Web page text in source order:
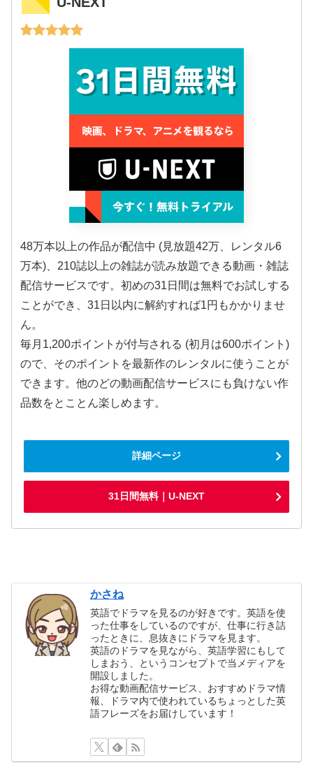
48万本以上の作品が配信中 (見放題42万、レンタル6
万本)、210誌以上の雑誌が読み放題できる動画・雑誌
配信サービスです。初めの31日間は無料でお試しする
ことができ、31日以内に解約すれば1円もかかりませ
ん。
毎月1,200ポイントが付与される (初月は600ポイント)
ので、そのポイントを最新作のレンタルに使うことが
できます。他のどの動画配信サービスにも負けない作
品数をとことん楽しめます。
詳細ページ
31日間無料｜U-NEXT
かさね
英語でドラマを見るのが好きです。英語を使
った仕事をしているのですが、仕事に行き詰
ったときに、息抜きにドラマを見ます。
英語のドラマを見ながら、英語学習にもして
しまおう、というコンセプトで当メディアを
開設しました。
お得な動画配信サービス、おすすめドラマ情
報、ドラマ内で使われているちょっとした英
語フレーズをお届けしています！